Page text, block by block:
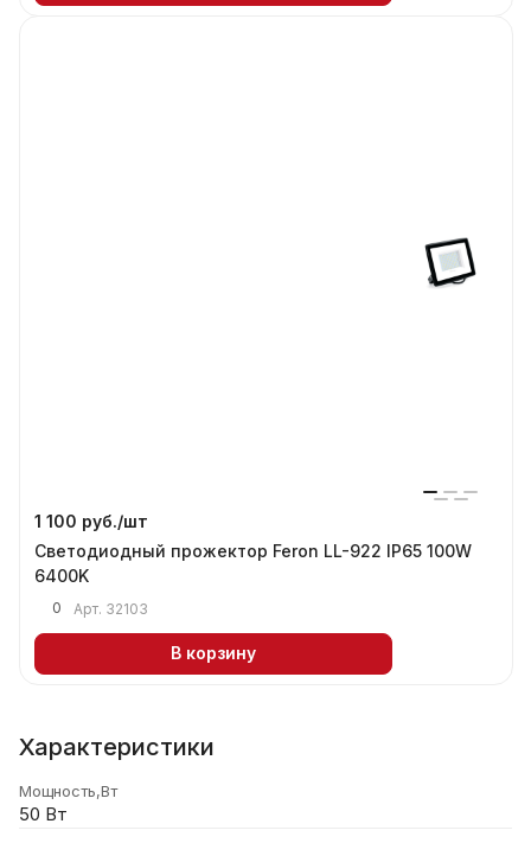
1 100 руб./шт
Светодиодный прожектор Feron LL-922 IP65 100W
6400K
0 Арт. 32103
В корзину
Характеристики
Мощность,Вт
50 Вт